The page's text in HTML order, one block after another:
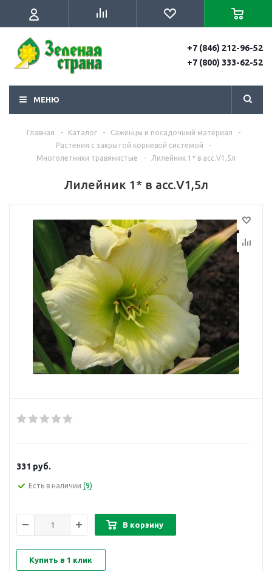
+7 (846) 212-96-52
+7 (800) 333-62-52
МЕНЮ
Главная - Каталог - Саженцы и посадочный материал
-
Растения с закрытой корневой системой
-
Многолетники травянистые
- Лилейник 1* в асс.V1,5л
Лилейник 1* в асс.V1,5л
331 руб.
Есть в наличии (9)
В корзину
Купить в 1 клик